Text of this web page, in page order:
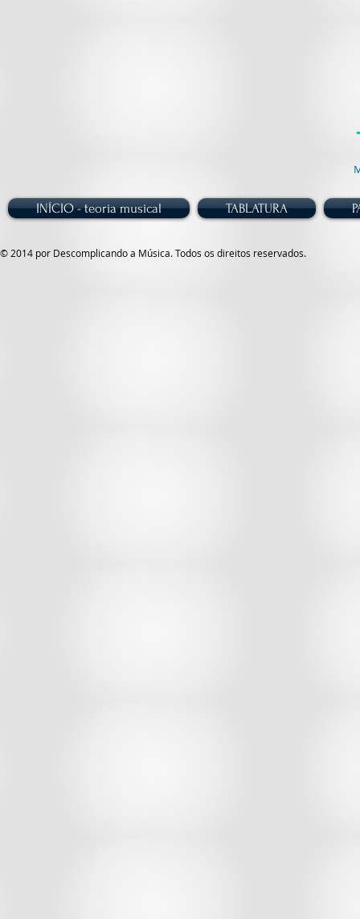
INÍCIO - teoria musical TABLATURA
© 2014 por Descomplicando a Música. Todos os direitos reservados.